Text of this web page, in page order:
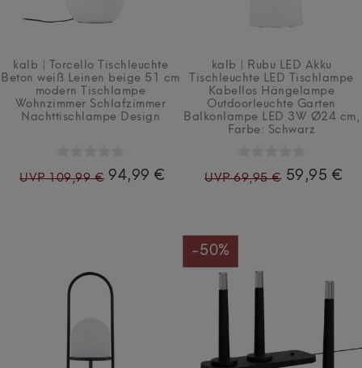
kalb | Torcello Tischleuchte
Beton weiß Leinen beige 51 cm
modern Tischlampe
Wohnzimmer Schlafzimmer
Nachttischlampe Design
UVP 109,99 € 94,99 €
kalb | Rubu LED Akku
Tischleuchte LED Tischlampe
Kabellos Hängelampe
Outdoorleuchte Garten
Balkonlampe LED 3W Ø24 cm ,
Farbe: Schwarz
UVP 69,95 € 59,95 €
-50%